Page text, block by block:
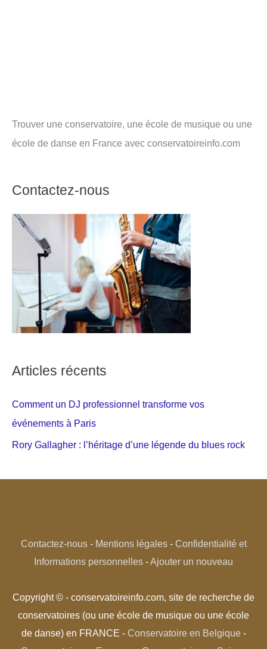
Trouver une conservatoire, une école de musique ou une
école de danse en France avec conservatoireinfo.com
Contactez-nous
Articles récents
Comment un DJ professionnel transforme vos
événements à Paris
Rory Gallagher : l’héritage d’une légende du blues rock
Contactez-nous- Mentions légales- Confidentialité et
Informations personnelles - Ajouter un nouveau
Copyright © - conservatoireinfo.com, site de recherche de
conservatoires (ou une école de musique ou une école
de danse) en FRANCE - Conservatoire en Belgique-